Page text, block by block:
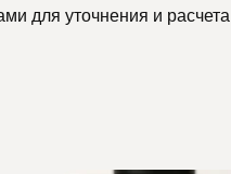
для уточнения и расчета